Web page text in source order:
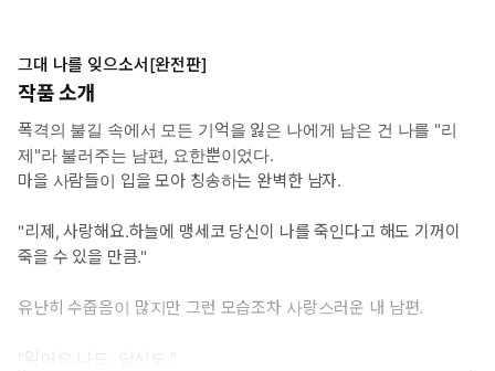
그대 나를 잊으소서[완전판]
작품 소개
폭격의 불길 속에서 모든 기억을 잃은 나에게 남은 건 나를 "리
제"라 불러주는 남편, 요한뿐이었다.
마을 사람들이 입을 모아 칭송하는 완벽한 남자.
"리제, 사랑해요.하늘에 맹세코 당신이 나를 죽인다고 해도 기꺼이
죽을 수 있을 만큼."
유난히 수줍음이 많지만 그런 모습조차 사랑스러운 내 남편.
"잊어요.나도, 당신도."